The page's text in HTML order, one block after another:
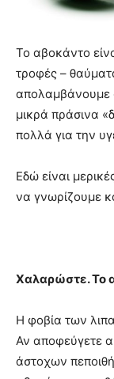
Το αβοκάντο
τροφές –
απολαμβάνουμε
μικρά πράσινα
πολλά για την
Εδώ είναι
να γνωρίζουμε
Χαλαρώστε. Το
Η φοβία των
Αν αποφεύγετε
άστοχων